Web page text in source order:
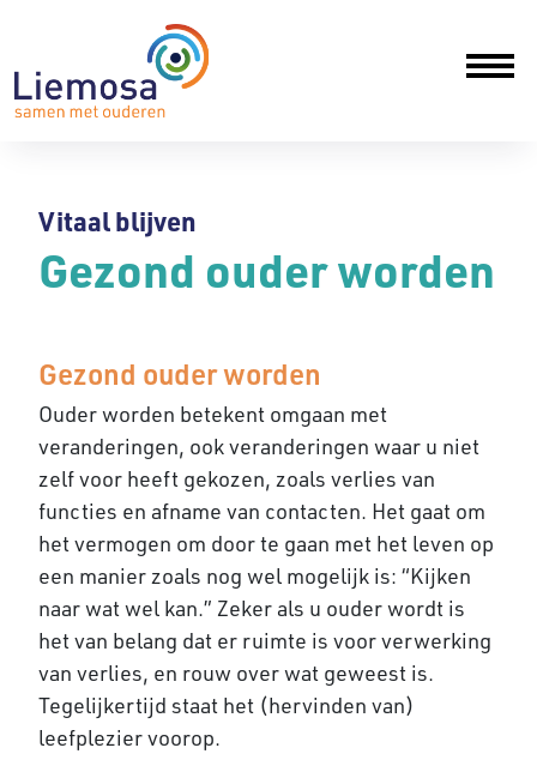
Vitaal blijven
Gezond ouder worden
Gezond ouder worden
Ouder worden betekent omgaan met
veranderingen, ook veranderingen waar u niet
zelf voor heeft gekozen, zoals verlies van
functies en afname van contacten. Het gaat om
het vermogen om door te gaan met het leven op
een manier zoals nog wel mogelijk is: “Kijken
naar wat wel kan.” Zeker als u ouder wordt is
het van belang dat er ruimte is voor verwerking
van verlies, en rouw over wat geweest is.
Tegelijkertijd staat het (hervinden van)
leefplezier voorop.